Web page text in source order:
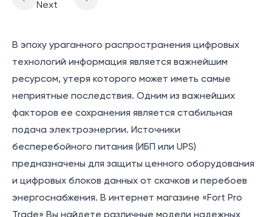
Next
В эпоху ураганного распространения цифровых
технологий информация является важнейшим
ресурсом, утеря которого может иметь самые
неприятные последствия. Одним из важнейших
факторов ее сохранения является стабильная
подача электроэнергии. Источники
бесперебойного питания (ИБП или UPS)
предназначены для защиты ценного оборудования
и цифровых блоков данных от скачков и перебоев
энергоснабжения. В интернет магазине «Fort Pro